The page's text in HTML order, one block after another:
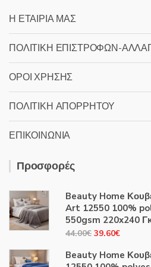
Η ΕΤΑΙΡΙΑ ΜΑΣ
ΠΟΛΙΤΙΚΗ ΕΠΙΣΤΡΟΦΩΝ-
ΟΡΟΙ ΧΡΗΣΗΣ
ΠΟΛΙΤΙΚΗ ΑΠΟΡΡΗΤΟΥ
ΕΠΙΚΟΙΝΩΝΙΑ
Προσφορές
Beauty Home
Art 12550 100%
550gsm 220x240
44.00€ Original
was:
39.60€Η
τιμή
Beauty Home